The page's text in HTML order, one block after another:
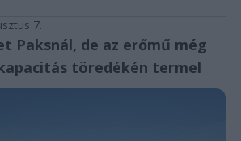
7.
Paksnál, de az erőmű még
töredékén termel